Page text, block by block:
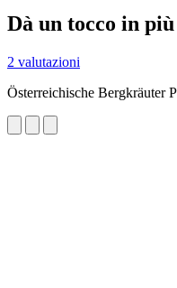
Dà un tocco in
2 valutazioni
Österreichische Bergkräuter